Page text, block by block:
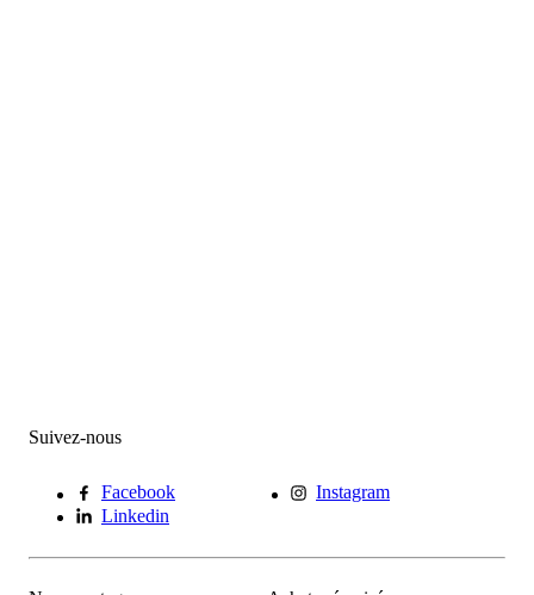
Suivez-nous
Facebook
Instagram
Linkedin